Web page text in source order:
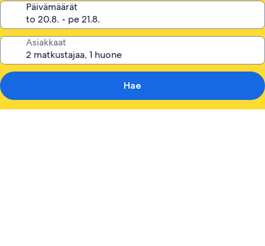
Päivämäärät
Asiakkaat
Hae